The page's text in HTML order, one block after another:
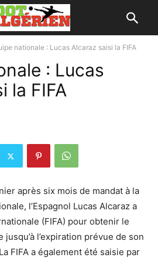
nationale : Lucas Alcaraz saisi la FIFA
: Lucas
la FIFA
après six mois de mandat à la
l’Espagnol Lucas Alcaraz a
(FIFA) pour obtenir le
l’expiration prévue de son
FIFA a également été saisie par